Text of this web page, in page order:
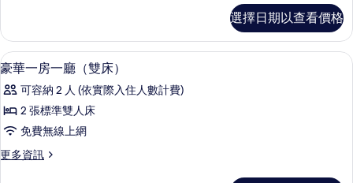
廳
的
所
有
相
片
一
房
一
的
詳
選擇日期以查看價格
顯
示
豪
華
房
22
豪華一房一廳（雙床）
可容納 2 人 (依實際入住人數計費)
2 張標準雙人床
免費無線上網
更多資訊
更